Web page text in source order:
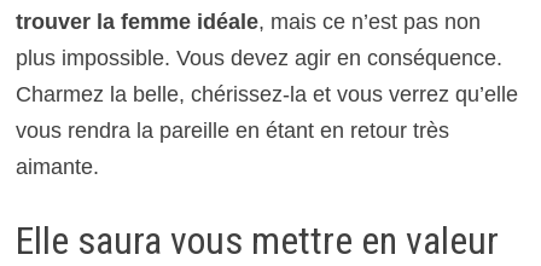
trouver la femme idéale, mais ce n’est pas non
plus impossible. Vous devez agir en conséquence.
Charmez la belle, chérissez-la et vous verrez qu’elle
vous rendra la pareille en étant en retour très
aimante.
Elle saura vous mettre en valeur